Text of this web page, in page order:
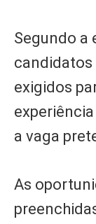
Segundo a
candidatos
exigidos
a vaga
As